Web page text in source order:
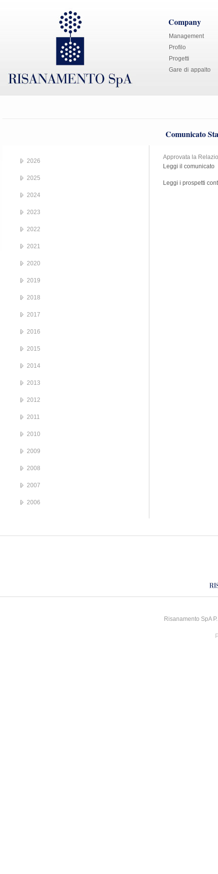
Company
Management
Profilo
Progetti
Gare di appalto
Comunicato
Approvata la
Leggi il comunicato
Leggi i prospetti
2026
2025
2024
2023
2022
2021
2020
2019
2018
2017
2016
2015
2014
2013
2012
2011
2010
2009
2008
2007
2006
Risanamento SpA